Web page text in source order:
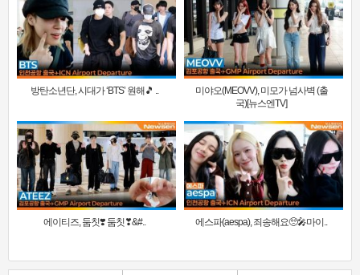
방탄소년단, 시대가 ‘BTS’ 원해🎵 ..
미야오(MEOVV), 미모가 넘사벽 (출
국)[뉴스엔TV]
에이티즈, 둠칫❣️ 둠칫❣&#.. 에스파(aespa), 죄송해요🥺🎤마이..